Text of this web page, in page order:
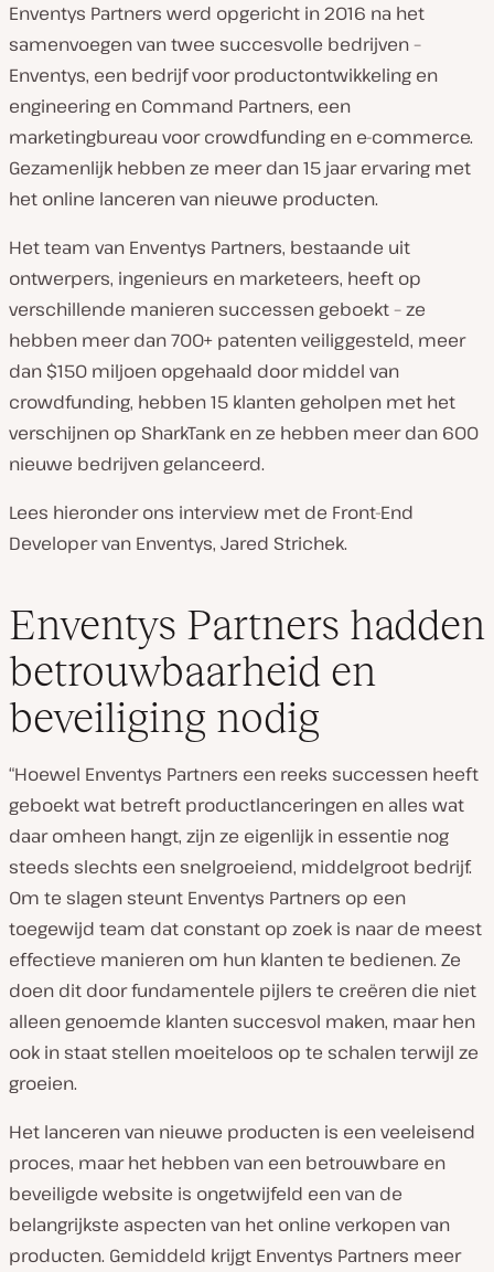
a
n
t
:
Enventys Partners werd opgericht in 2016 na het
samenvoegen van twee succesvolle bedrijven –
Enventys, een bedrijf voor productontwikkeling en
engineering en Command Partners, een
marketingbureau voor crowdfunding en e-commerce.
Gezamenlijk hebben ze meer dan 15 jaar ervaring met
het online lanceren van nieuwe producten.
Het team van Enventys Partners, bestaande uit
ontwerpers, ingenieurs en marketeers, heeft op
verschillende manieren successen geboekt – ze
hebben meer dan 700+ patenten veiliggesteld, meer
dan $150 miljoen opgehaald door middel van
crowdfunding, hebben 15 klanten geholpen met het
verschijnen op SharkTank en ze hebben meer dan 600
nieuwe bedrijven gelanceerd.
Lees hieronder ons interview met de Front-End
Developer van Enventys, Jared Strichek.
Enventys Partners hadden
betrouwbaarheid en
beveiliging nodig
“Hoewel Enventys Partners een reeks successen heeft
geboekt wat betreft productlanceringen en alles wat
daar omheen hangt, zijn ze eigenlijk in essentie nog
steeds slechts een snelgroeiend, middelgroot bedrijf.
Om te slagen steunt Enventys Partners op een
toegewijd team dat constant op zoek is naar de meest
effectieve manieren om hun klanten te bedienen. Ze
doen dit door fundamentele pijlers te creëren die niet
alleen genoemde klanten succesvol maken, maar hen
ook in staat stellen moeiteloos op te schalen terwijl ze
groeien.
Het lanceren van nieuwe producten is een veeleisend
proces, maar het hebben van een betrouwbare en
beveiligde website is ongetwijfeld een van de
belangrijkste aspecten van het online verkopen van
producten. Gemiddeld krijgt Enventys Partners meer